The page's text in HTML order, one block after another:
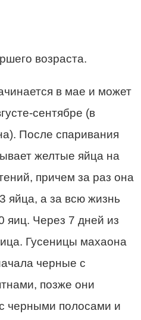
возраста.
в мае и может
сентябре (в
После спаривания
желтые яйца на
причем за раз она
яйца, а за всю жизнь
яиц. Через 7 дней из
Гусеницы махаона
черные с
позже они
черными полосами и